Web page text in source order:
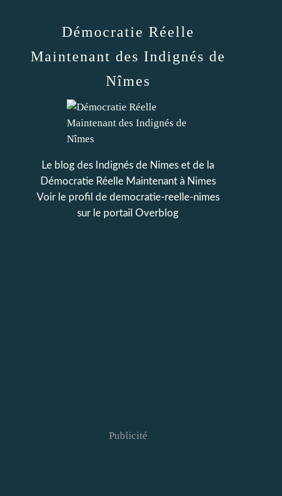
Démocratie Réelle
Maintenant des Indignés de
Nîmes
Le blog des Indignés de Nimes et de la
Démocratie Réelle Maintenant à Nimes
Voir le profil de democratie-reelle-nimes
sur le portail Overblog
Publicité